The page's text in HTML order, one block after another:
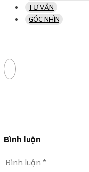
TƯ VẤN
GÓC NHÌN
Bình luận